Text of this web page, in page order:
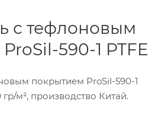
с тефлоновым
590-1 PTFE
покрытием ProSil-590-1
м², производство Китай.